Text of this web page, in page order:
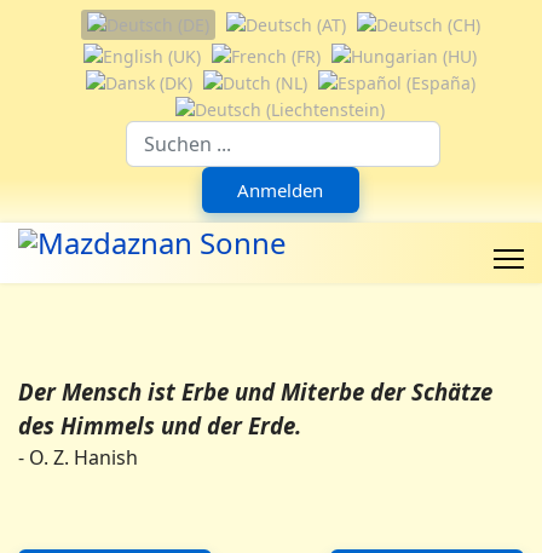
Sprache auswählen
Anmelden
Der Mensch ist Erbe und Miterbe der Schätze
des Himmels und der Erde.
- O. Z. Hanish